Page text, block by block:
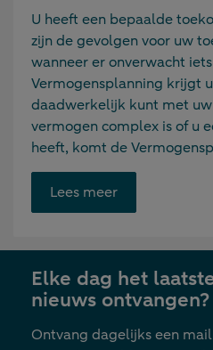
U heeft een bepaalde
zijn de gevolgen voor uw
wanneer er onverwacht
Vermogensplanning krijgt
daadwerkelijk kunt met
vermogen complex is of u
heeft, komt de
Lees meerOpent
link
nieuwe
tab
Elke dag het
nieuws ontvangen?
Ontvang dagelijks een